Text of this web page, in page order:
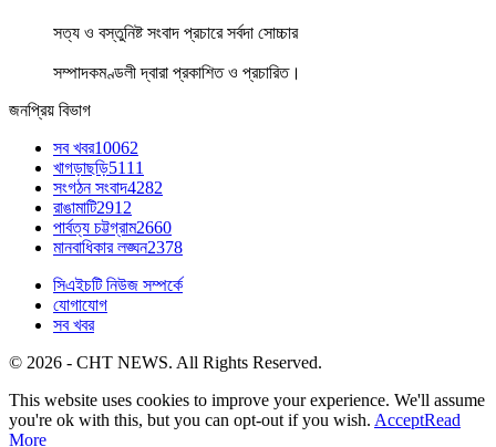
সত্য ও বস্তুনিষ্ট সংবাদ প্রচারে সর্বদা সোচ্চার
সম্পাদকমণ্ডলী দ্বারা প্রকাশিত ও প্রচারিত।
জনপ্রিয় বিভাগ
সব খবর10062
খাগড়াছড়ি5111
সংগঠন সংবাদ4282
রাঙামাটি2912
পার্বত্য চট্টগ্রাম2660
মানবাধিকার লঙ্ঘন2378
সিএইচটি নিউজ সম্পর্কে
যোগাযোগ
সব খবর
© 2026 - CHT NEWS. All Rights Reserved.
This website uses cookies to improve your experience. We'll assume
you're ok with this, but you can opt-out if you wish. AcceptRead
More